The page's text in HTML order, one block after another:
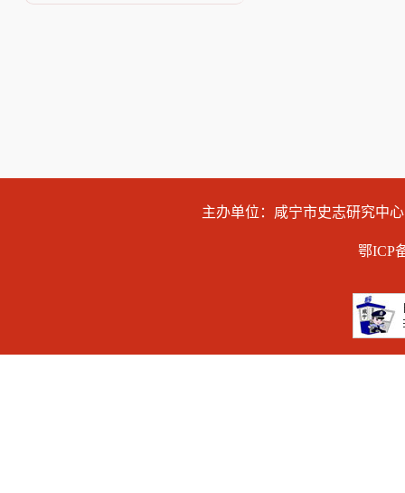
主办单位：咸宁市史志研究中
鄂ICP